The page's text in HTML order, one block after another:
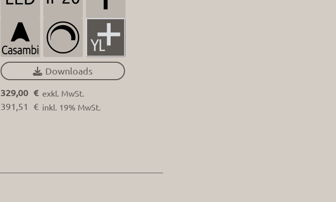
 Downloads
329,00 € exkl. MwSt.
391,51 € inkl. 19% MwSt.